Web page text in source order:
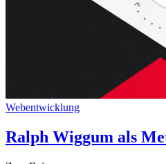
Webentwicklung
Ralph Wiggum als